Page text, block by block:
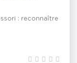
: reconnaître